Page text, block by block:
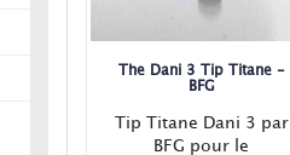
The Dani 3 Tip Titane -
BFG
Tip Titane Dani 3 par
BFG pour le